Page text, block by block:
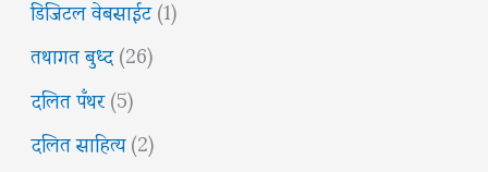
तथागत बुध्द(26)
दलित पँथर(5)
दलित साहित्य(2)